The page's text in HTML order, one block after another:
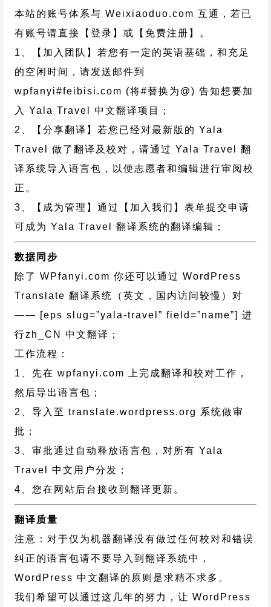
本站的账号体系与Weixiaoduo.com 互通，若已
有账号请直接【登录】或【免费注册】。
1、【加入团队】若您有一定的英语基础，和充足
的空闲时间，请发送邮件到
wpfanyi#feibisi.com (将#替换为@) 告知想要加
入 Yala Travel 中文翻译项目；
2、【分享翻译】若您已经对最新版的 Yala
Travel 做了翻译及校对，请通过 Yala Travel 翻
译系统导入语言包，以便志愿者和编辑进行审阅校
正。
3、【成为管理】通过【加入我们】表单提交申请
可成为 Yala Travel 翻译系统的翻译编辑；
数据同步
除了 WPfanyi.com 你还可以通过WordPress
Translate 翻译系统（英文，国内访问较慢）对
—— [eps slug=”yala-travel” field=”name”]进
行zh_CN
中文翻译；
工作流程：
1、先在 wpfanyi.com 上完成翻译和校对工作，
然后导出语言包；
2、导入至 translate.wordpress.org 系统做审
批；
3、审批通过自动释放语言包，对所有 Yala
Travel 中文用户分发；
4、您在网站后台接收到翻译更新。
翻译质量
注意：对于仅为机器翻译没有做过任何校对和错误
纠正的语言包请不要导入到翻译系统中，
WordPress 中文翻译的原则 是求精不求多。
我们希望可以通过这几年的努力，让 WordPress